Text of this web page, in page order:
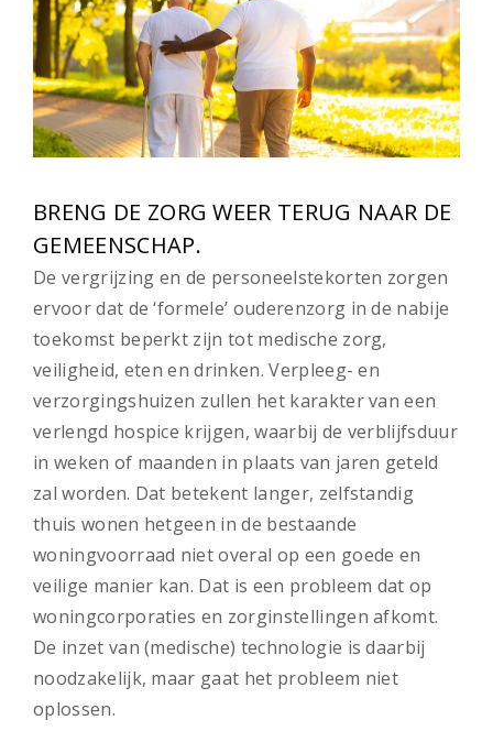
BRENG DE ZORG WEER TERUG NAAR DE
GEMEENSCHAP.
De vergrijzing en de personeelstekorten zorgen
ervoor dat de ‘formele’ ouderenzorg in de nabije
toekomst beperkt zijn tot medische zorg,
veiligheid, eten en drinken. Verpleeg- en
verzorgingshuizen zullen het karakter van een
verlengd hospice krijgen, waarbij de verblijfsduur
in weken of maanden in plaats van jaren geteld
zal worden. Dat betekent langer, zelfstandig
thuis wonen hetgeen in de bestaande
woningvoorraad niet overal op een goede en
veilige manier kan. Dat is een probleem dat op
woningcorporaties en zorginstellingen afkomt.
De inzet van (medische) technologie is daarbij
noodzakelijk, maar gaat het probleem niet
oplossen.